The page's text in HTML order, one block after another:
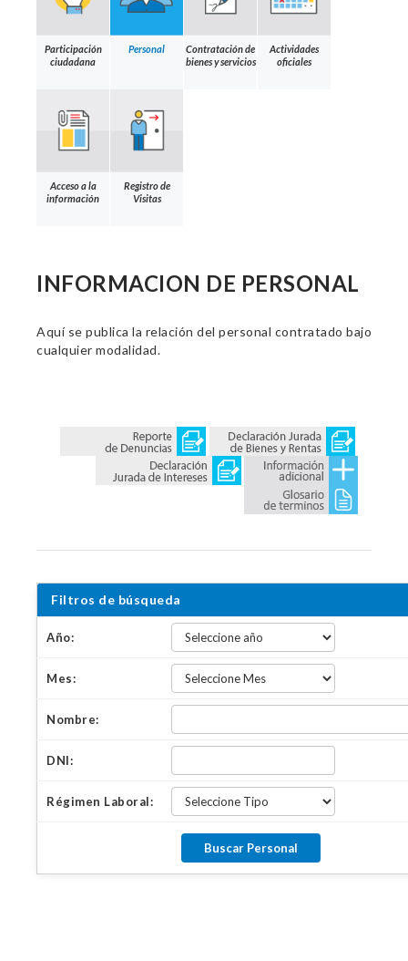
Participación
ciudadana
Personal
Contratación de
bienes y servicios
Actividades
oficiales
Acceso a la
información
Registro de
Visitas
INFORMACION DE PERSONAL
Aquí se publica la relación del personal contratado bajo
cualquier modalidad.
Filtros de búsqueda
Año:
Mes:
Nombre:
DNI:
Régimen Laboral: